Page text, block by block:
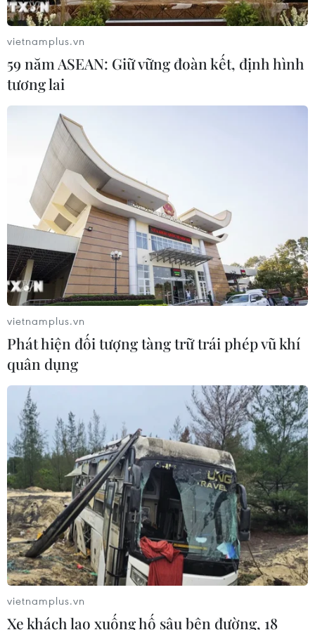
Miền Bắc giảm mưa từ đêm
Xuất hiện áp thấp nhiệt đới trên khu
vực vịnh Bắc Bộ
07/08/2026 03:54
Lào Cai khẩn trương tìm kiếm 2
người mất tích do mưa lũ
07/08/2026 03:04
Khẩn trương phân luồng giao thông
sau vụ sạt lở trên tuyến ĐT161 ở Lào
Cai
07/08/2026 02:37
Thời tiết ngày 7/8: Bắc Bộ và Bắc
Trung Bộ giảm mưa về đêm, cục bộ
có mưa to
06/08/2026 23:15
Xem thêm
vietnamplus.vn
59 năm ASEAN: Giữ vững đoàn kết, định hình
tương lai
vietnamplus.vn
Phát hiện đối tượng tàng trữ trái phép vũ khí
quân dụng
vietnamplus.vn
Xe khách lao xuống hố sâu bên đường, 18